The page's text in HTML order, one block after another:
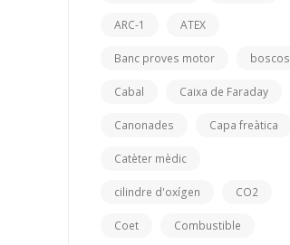
ARC-1 ATEX
Banc proves motor boscos
Cabal Caixa de Faraday
Canonades Capa freàtica
Catèter mèdic
cilindre d'oxígen CO2
Coet Combustible